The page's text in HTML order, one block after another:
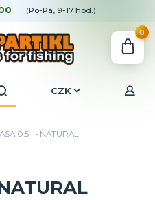
CZK
(Po-Pá, 9-17 hod.)
0
0,5 l - NATURAL